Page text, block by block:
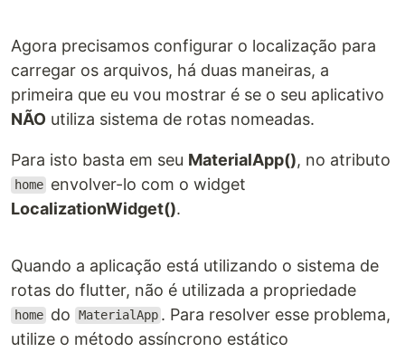
Agora precisamos configurar o localização para
carregar os arquivos, há duas maneiras, a
primeira que eu vou mostrar é se o seu aplicativo
NÃO utiliza sistema de rotas nomeadas.
Para isto basta em seu MaterialApp(), no atributo
home envolver-lo com o widget
LocalizationWidget().
Quando a aplicação está utilizando o sistema de
rotas do flutter, não é utilizada a propriedade
home do MaterialApp . Para resolver esse problema,
utilize o método assíncrono estático